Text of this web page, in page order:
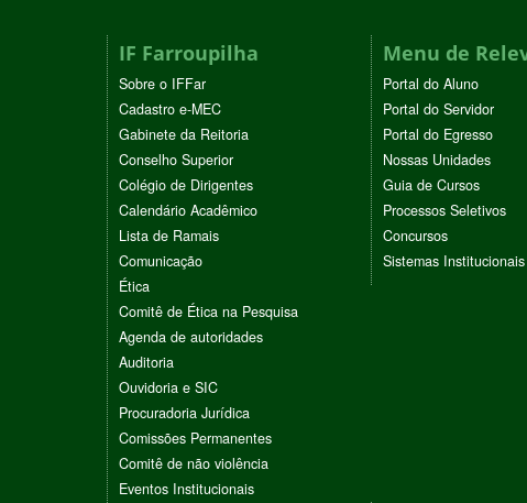
IF Farroupilha
Sobre o IFFar
Cadastro e-MEC
Gabinete da Reitoria
Conselho Superior
Colégio de Dirigentes
Calendário Acadêmico
Lista de Ramais
Comunicação
Ética
Comitê de Ética na Pesquisa
Agenda de autoridades
Auditoria
Ouvidoria e SIC
Procuradoria Jurídica
Comissões Permanentes
Comitê de não violência
Eventos Institucionais
Menu de
Portal do Aluno
Portal do Servidor
Portal do Egresso
Nossas Unidades
Guia de Cursos
Processos Seletivos
Concursos
Sistemas Institucionais